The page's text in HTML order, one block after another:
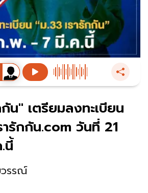
น" เตรียมลงทะเบียน
รักกัน.com วันที่ 21
นี้
วรรณ์